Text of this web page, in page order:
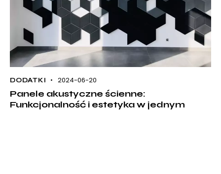
DODATKI 2024-06-20
Panele akustyczne ścienne:
Funkcjonalność i estetyka w jednym